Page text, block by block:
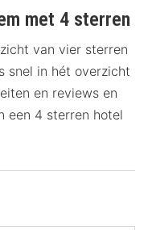
met 4 sterren
van vier sterren
snel in hét overzicht
en reviews en
een 4 sterren hotel